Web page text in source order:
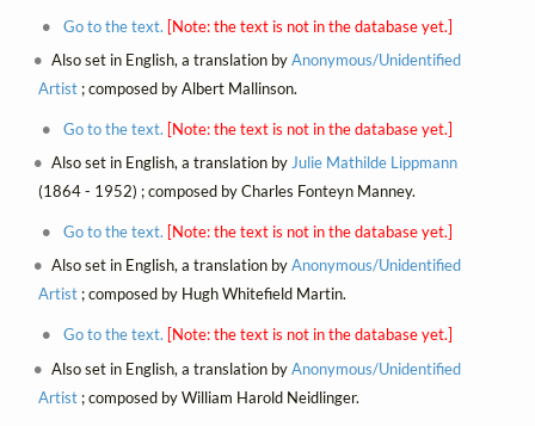
Go to the text. [Note: the text is not in the database yet.]
Also set in English, a translation byAnonymous/Unidentified
Artist; composed by Albert Mallinson.
Go to the text. [Note: the text is not in the database yet.]
Also set in English, a translation byJulie Mathilde Lippmann
(1864 - 1952) ; composed by Charles Fonteyn Manney.
Go to the text. [Note: the text is not in the database yet.]
Also set in English, a translation byAnonymous/Unidentified
Artist; composed by Hugh Whitefield Martin.
Go to the text. [Note: the text is not in the database yet.]
Also set in English, a translation byAnonymous/Unidentified
Artist; composed by William Harold Neidlinger.